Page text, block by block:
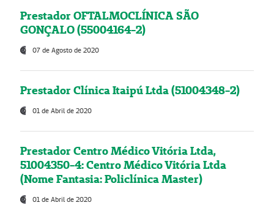
Prestador OFTALMOCLÍNICA SÃO
GONÇALO (55004164-2)
07 de Agosto de 2020
Prestador Clínica Itaipú Ltda (51004348-2)
01 de Abril de 2020
Prestador Centro Médico Vitória Ltda,
51004350-4: Centro Médico Vitória Ltda
(Nome Fantasia: Policlínica Master)
01 de Abril de 2020